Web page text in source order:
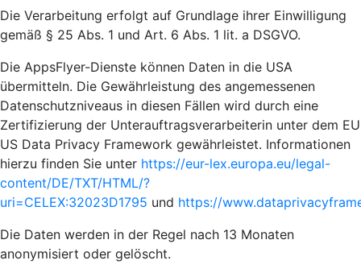
Die Verarbeitung erfolgt auf Grundlage ihrer Einwilligung
gemäß § 25 Abs. 1 und Art. 6 Abs. 1 lit. a DSGVO.
Die AppsFlyer-Dienste können Daten in die USA
übermitteln. Die Gewährleistung des angemessenen
Datenschutzniveaus in diesen Fällen wird durch eine
Zertifizierung der Unterauftragsverarbeiterin unter dem EU
US Data Privacy Framework gewährleistet. Informationen
hierzu finden Sie unter https://eur-lex.europa.eu/legal-
content/DE/TXT/HTML/?
uri=CELEX:32023D1795 und https://
Die Daten werden in der Regel nach 13 Monaten
anonymisiert oder gelöscht.